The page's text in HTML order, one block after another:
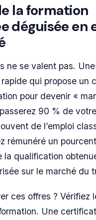
la formation
déguisée en
ne se valent pas.
qui propose un
pour devenir «
90 % de
de l’emploi
rémunéré un
la qualification
sur le marché du
ces offres ? Vérifiez
Une